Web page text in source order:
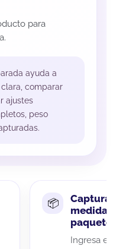
para
ayuda a
comparar
ajustes
peso
Captura
medidas
paquete
Ingresa el